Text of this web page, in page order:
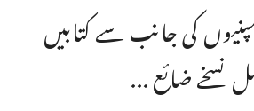
کی جانب سے کتابیں
نسخے ضائع ...